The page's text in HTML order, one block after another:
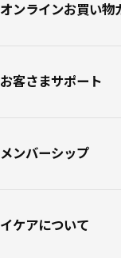
オンラインお買い物
お客さまサポート
メンバーシップ
イケアについて